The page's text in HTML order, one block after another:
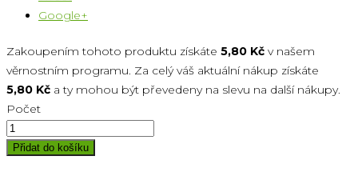
Google+
Zakoupením tohoto produktu získáte 5,80 Kč v našem
věrnostním programu. Za celý váš aktuální nákup získáte
5,80 Kč a ty mohou být převedeny na slevu na další nákupy.
Počet
Přidat do košíku